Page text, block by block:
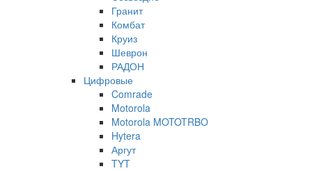
Гранит
Комбат
Круиз
Шеврон
РАДОН
Цифровые
Comrade
Motorola
Motorola MOTOTRBO
Hytera
Аргут
TYT